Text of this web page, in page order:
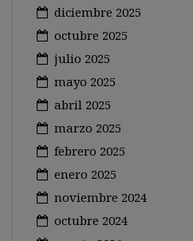
diciembre 2025
octubre 2025
julio 2025
mayo 2025
abril 2025
marzo 2025
febrero 2025
enero 2025
noviembre 2024
octubre 2024